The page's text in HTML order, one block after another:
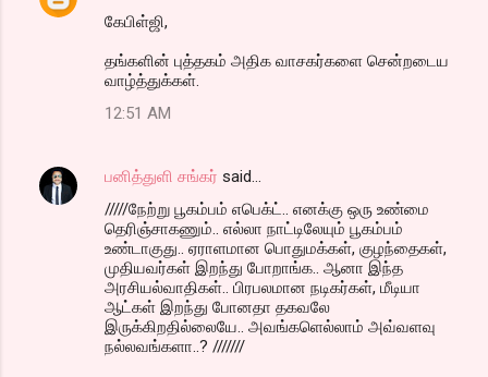
கேபிள்ஜி,
தங்களின் புத்தகம் அதிக வாசகர்களை சென்றடைய
வாழ்த்துக்கள்.
12:51 AM
பனித்துளி சங்கர் said…
/////நேற்று பூகம்பம் எபெக்ட்.. எனக்கு ஒரு உண்மை
தெரிஞ்சாகணும்.. எல்லா நாட்டிலேயும் பூகம்பம்
உண்டாகுது.. ஏராளமான பொதுமக்கள், குழந்தைகள்,
முதியவர்கள் இறந்து போறாங்க.. ஆனா இந்த
அரசியல்வாதிகள்.. பிரபலமான நடிகர்கள், மீடியா
ஆட்கள் இறந்து போனதா தகவலே
இருக்கிறதில்லையே.. அவங்களெல்லாம் அவ்வளவு
நல்லவங்களா..? ///////